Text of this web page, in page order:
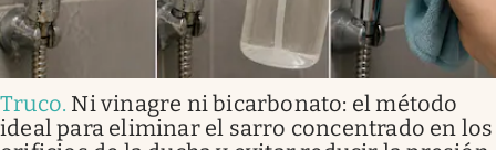
Truco. Ni vinagre ni bicarbonato: el método
ideal para eliminar el sarro concentrado en los